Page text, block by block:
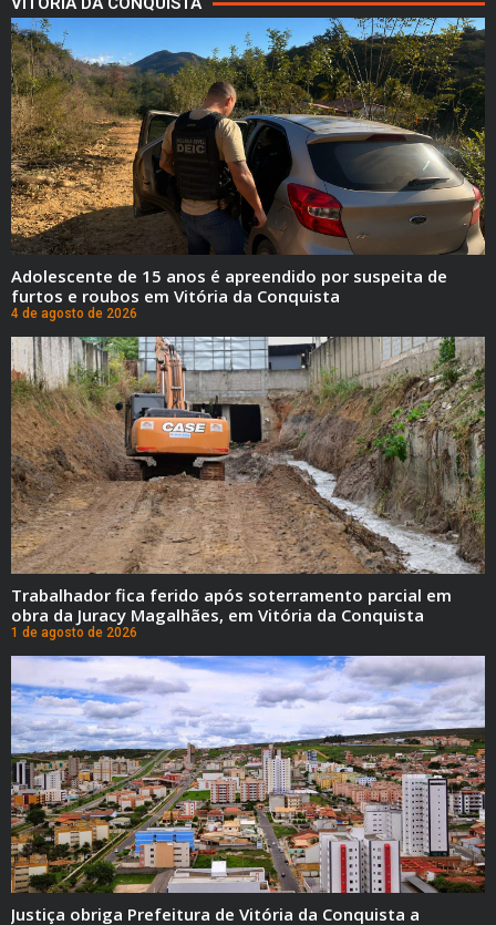
Adolescente de 15 anos é apreendido por suspeita de
furtos e roubos em Vitória da Conquista
4 de agosto de 2026
Trabalhador fica ferido após soterramento parcial em
obra da Juracy Magalhães, em Vitória da Conquista
1 de agosto de 2026
Justiça obriga Prefeitura de Vitória da Conquista a